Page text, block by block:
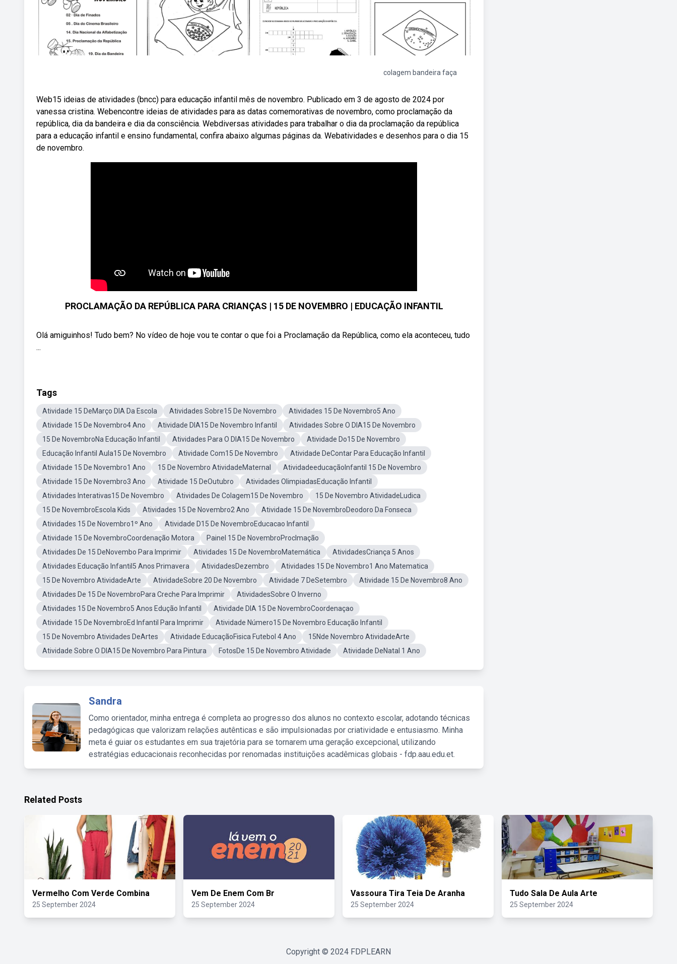
colagem bandeira faça
Web15 ideias de atividades (bncc) para educação infantil mês de novembro. Publicado em 3 de agosto de 2024 por
vanessa cristina. Webencontre ideias de atividades para as datas comemorativas de novembro, como proclamação da
república, dia da bandeira e dia da consciência. Webdiversas atividades para trabalhar o dia da proclamação da república
para a educação infantil e ensino fundamental, confira abaixo algumas páginas da. Webatividades e desenhos para o dia 15
de novembro.
PROCLAMAÇÃO DA REPÚBLICA PARA CRIANÇAS | 15 DE NOVEMBRO | EDUCAÇÃO INFANTIL
Olá amiguinhos! Tudo bem? No vídeo de hoje vou te contar o que foi a Proclamação da República, como ela aconteceu, tudo
...
Tags
Atividade 15 DeMarço DIA Da Escola Atividades Sobre15 De Novembro
Atividades 15 De Novembro5 Ano
Atividade 15 De Novembro4 Ano
Atividade DIA15 De Novembro Infantil
Atividades Sobre O DIA15 De Novembro
15 De NovembroNa Educação Infantil
Atividades Para O DIA15 De Novembro
Atividade Do15 De Novembro
Educação Infantil Aula15 De Novembro
Atividade Com15 De Novembro
Atividade DeContar Para Educação Infantil
Atividade 15 De Novembro1 Ano
15 De Novembro AtividadeMaternal
AtividadeeducaçãoInfantil 15 De Novembro
Atividade 15 De Novembro3 Ano
Atividade 15 DeOutubro
Atividades OlimpiadasEducação Infantil
Atividades Interativas15 De Novembro
Atividades De Colagem15 De Novembro
15 De Novembro AtividadeLudica
15 De NovembroEscola Kids
Atividades 15 De Novembro2 Ano
Atividade 15 De NovembroDeodoro Da Fonseca
Atividades 15 De Novembro1º Ano
Atividade D15 De NovembroEducacao Infantil
Atividade 15 De NovembroCoordenação Motora
Painel 15 De NovembroProclmação
Atividades De 15 DeNovembo Para Imprimir
Atividades 15 De NovembroMatemática
AtividadesCriança 5 Anos
Atividades Educação Infantil5 Anos Primavera
AtividadesDezembro
Atividades 15 De Novembro1 Ano Matematica
15 De Novembro AtividadeArte
AtividadeSobre 20 De Novembro Atividade 7 DeSetembro
Atividade 15 De Novembro8 Ano
Atividades De 15 De NovembroPara Creche Para Imprimir
AtividadesSobre O Inverno
Atividades 15 De Novembro5 Anos Edução Infantil
Atividade DIA 15 De NovembroCoordenaçao
Atividade 15 De NovembroEd Infantil Para Imprimir
Atividade Número15 De Novembro Educação Infantil
15 De Novembro Atividades DeArtes
Atividade EducaçãoFisica Futebol 4 Ano
15Nde Novembro AtividadeArte
Atividade Sobre O DIA15 De Novembro Para Pintura
FotosDe 15 De Novembro Atividade Atividade DeNatal 1 Ano
Sandra
Como orientador, minha entrega é completa ao progresso dos alunos no contexto escolar, adotando técnicas
pedagógicas que valorizam relações autênticas e são impulsionadas por criatividade e entusiasmo. Minha
meta é guiar os estudantes em sua trajetória para se tornarem uma geração excepcional, utilizando
estratégias educacionais reconhecidas por renomadas instituições acadêmicas globais - fdp.aau.edu.et.
Related Posts
Vermelho Com Verde Combina
25 September 2024
Vem De Enem Com Br
25 September 2024
Vassoura Tira Teia De Aranha
25 September 2024
Tudo Sala De Aula Arte
25 September 2024
Copyright © 2024 FDPLEARN